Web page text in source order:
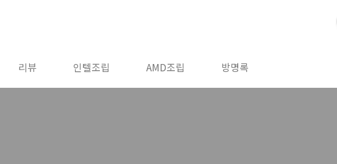
리뷰 인텔조립 AMD조립 방명록